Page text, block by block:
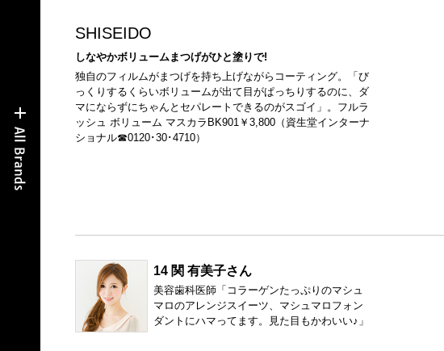
SHISEIDO
しなやかボリュームまつげがひと塗りで!
独自のフィルムがまつげを持ち上げながらコーティング。「び
っくりするくらいボリュームが出て目がぱっちりするのに、ダ
マにならずにちゃんとセパレートできるのがスゴイ」。フルラ
ッシュ ボリューム マスカラBK901￥3,800（資生堂インターナ
ショナル☎0120･30･4710）
14 関 有美子さん
美容歯科医師「コラーゲンたっぷりのマシュ
マロのアレンジスイーツ、マシュマロフォン
ダントにハマってます。見た目もかわいい♪」